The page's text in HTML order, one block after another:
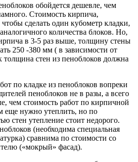
обойдется дешевле, чем
Стоимость кирпича,
сделать один кубометр кладки,
количества блоков. Но,
в 3-5 раз выше, толщину стены
250 -380 мм ( в зависимости от
толщина стен из пеноблоков должна
по кладке из пеноблоков вопреки
пеноблоков не в разы, а всего
чем стоимость работ по кирпичной
еще нужно утеплить, но по
стен утепление стоит недорого.
(необходима специальная
сравнима по стоимости со
(«мокрый» фасад).